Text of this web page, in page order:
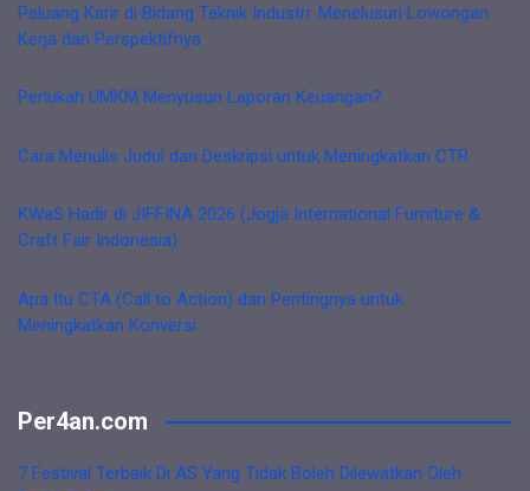
Peluang Karir di Bidang Teknik Industri: Menelusuri Lowongan
Kerja dan Perspektifnya
Perlukah UMKM Menyusun Laporan Keuangan?
Cara Menulis Judul dan Deskripsi untuk Meningkatkan CTR
KWaS Hadir di JIFFINA 2026 (Jogja International Furniture &
Craft Fair Indonesia)
Apa Itu CTA (Call to Action) dan Pentingnya untuk
Meningkatkan Konversi
Per4an.com
7 Festival Terbaik Di AS Yang Tidak Boleh Dilewatkan Oleh